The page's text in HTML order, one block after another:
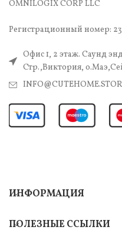
OMNILOGIX CORP LLC
Регистрационный номер:
Офис 1, 2 этаж. Саунд
Стр.,Виктория,
ИНФОРМАЦИЯ
ПОЛЕЗНЫЕ ССЫЛКИ